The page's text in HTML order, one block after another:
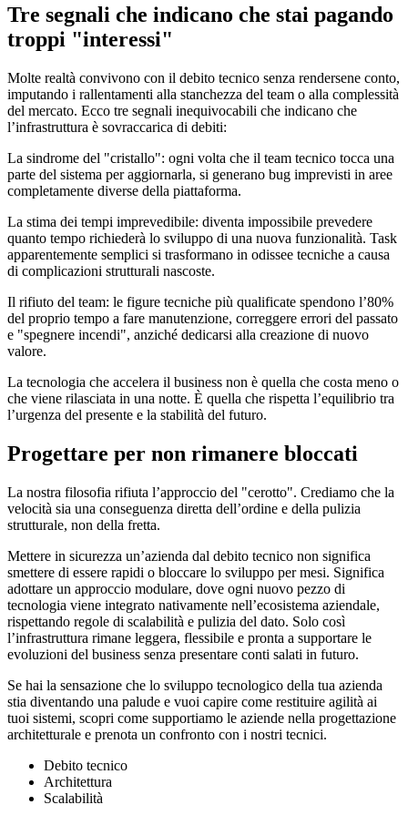
Tre segnali che indicano che stai pagando
troppi "interessi"
Molte realtà convivono con il debito tecnico senza rendersene conto,
imputando i rallentamenti alla stanchezza del team o alla complessità
del mercato. Ecco tre segnali inequivocabili che indicano che
l’infrastruttura è sovraccarica di debiti:
La sindrome del "cristallo": ogni volta che il team tecnico tocca una
parte del sistema per aggiornarla, si generano bug imprevisti in aree
completamente diverse della piattaforma.
La stima dei tempi imprevedibile: diventa impossibile prevedere
quanto tempo richiederà lo sviluppo di una nuova funzionalità. Task
apparentemente semplici si trasformano in odissee tecniche a causa
di complicazioni strutturali nascoste.
Il rifiuto del team: le figure tecniche più qualificate spendono l’80%
del proprio tempo a fare manutenzione, correggere errori del passato
e "spegnere incendi", anziché dedicarsi alla creazione di nuovo
valore.
La tecnologia che accelera il business non è quella che costa meno o
che viene rilasciata in una notte. È quella che rispetta l’equilibrio tra
l’urgenza del presente e la stabilità del futuro.
Progettare per non rimanere bloccati
La nostra filosofia rifiuta l’approccio del "cerotto". Crediamo che la
velocità sia una conseguenza diretta dell’ordine e della pulizia
strutturale, non della fretta.
Mettere in sicurezza un’azienda dal debito tecnico non significa
smettere di essere rapidi o bloccare lo sviluppo per mesi. Significa
adottare un approccio modulare, dove ogni nuovo pezzo di
tecnologia viene integrato nativamente nell’ecosistema aziendale,
rispettando regole di scalabilità e pulizia del dato. Solo così
l’infrastruttura rimane leggera, flessibile e pronta a supportare le
evoluzioni del business senza presentare conti salati in futuro.
Se hai la sensazione che lo sviluppo tecnologico della tua azienda
stia diventando una palude e vuoi capire come restituire agilità ai
tuoi sistemi, scopri come supportiamo le aziende nella progettazione
architetturale e prenota un confronto con i nostri tecnici.
Debito tecnico
Architettura
Scalabilità